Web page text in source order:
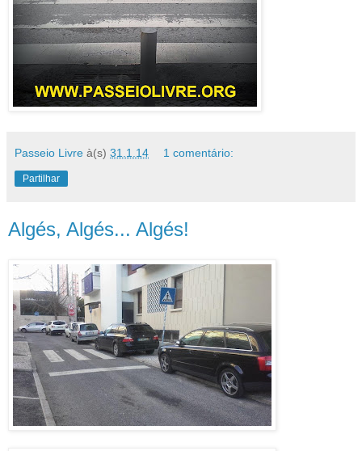
Passeio Livre à(s) 31.1.14 1 comentário:
Partilhar
Algés, Algés... Algés!